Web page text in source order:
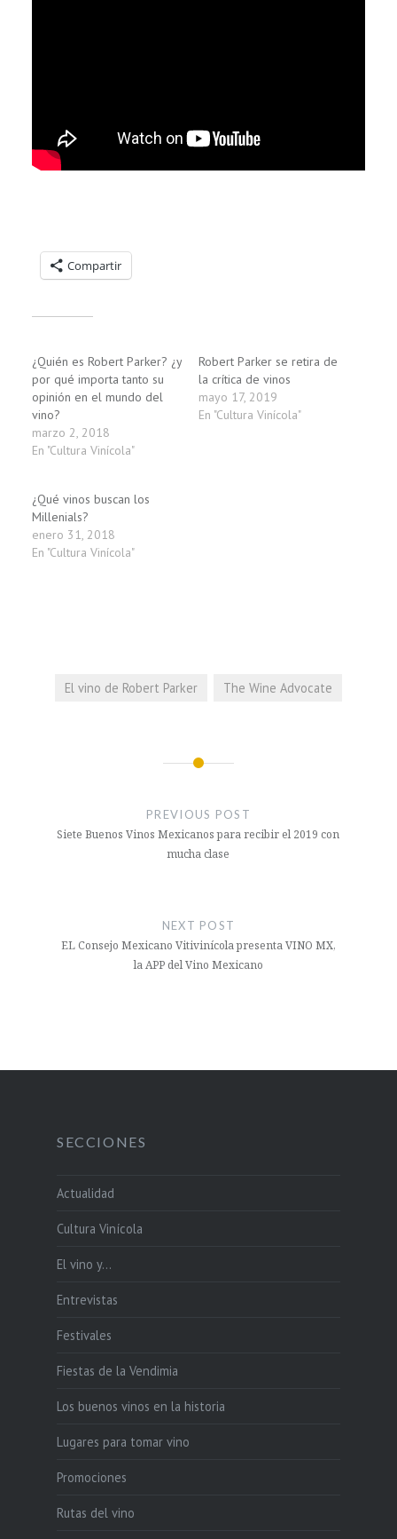
Compartir
¿Quién es Robert Parker? ¿y
por qué importa tanto su
opinión en el mundo del
vino?
marzo 2, 2018
En "Cultura Vinícola"
Robert Parker se retira de
la crítica de vinos
mayo 17, 2019
En "Cultura Vinícola"
¿Qué vinos buscan los
Millenials?
enero 31, 2018
En "Cultura Vinícola"
El vino de Robert Parker The Wine Advocate
entradas
PREVIOUS POST
Siete Buenos Vinos Mexicanos para recibir el 2019 con
mucha clase
NEXT POST
EL Consejo Mexicano Vitivinícola presenta VINO MX,
la APP del Vino Mexicano
SECCIONES
Actualidad
Cultura Vinícola
El vino y…
Entrevistas
Festivales
Fiestas de la Vendimia
Los buenos vinos en la historia
Lugares para tomar vino
Promociones
Rutas del vino